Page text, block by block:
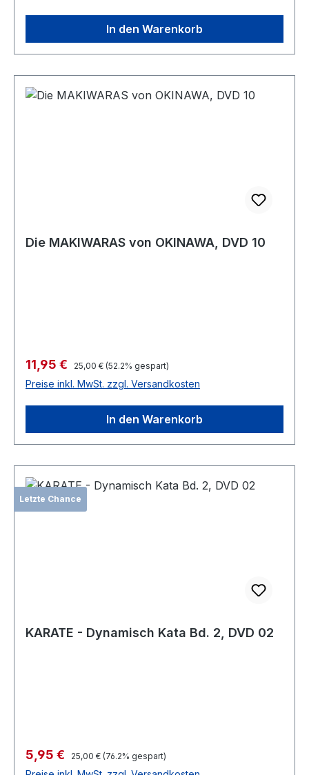
In den Warenkorb
Die MAKIWARAS von OKINAWA, DVD 10
Verkaufspreis:
11,95 € Regulärer Preis:
25,00 € (52.2% gespart)
Preise inkl. MwSt. zzgl. Versandkosten
In den Warenkorb
Letzte Chance
KARATE - Dynamisch Kata Bd. 2, DVD 02
Verkaufspreis:
5,95 € Regulärer Preis:
25,00 € (76.2% gespart)